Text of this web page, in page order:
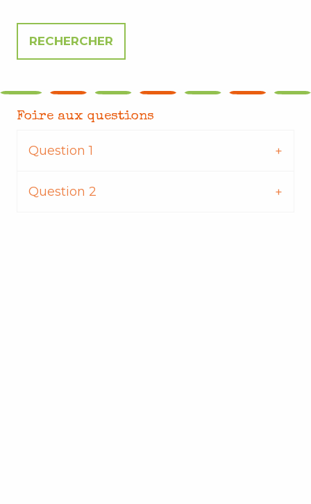
Foire aux questions
Question 1
Question 2